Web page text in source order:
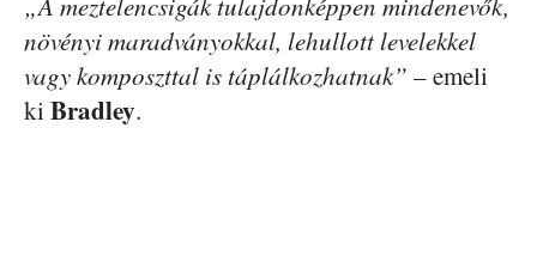
növényi maradványokkal, lehullott levelekkel
vagy komposzttal is táplálkozhatnak” – emeli
ki Bradley.